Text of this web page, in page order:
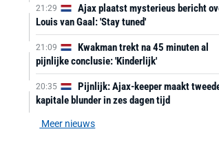
21:29
Ajax plaatst mysterieus bericht
Louis van Gaal: 'Stay tuned'
21:09
Kwakman trekt na 45 minuten al
pijnlijke conclusie: 'Kinderlijk'
20:35
Pijnlijk: Ajax-keeper maakt
kapitale blunder in zes dagen tijd
Meer nieuws